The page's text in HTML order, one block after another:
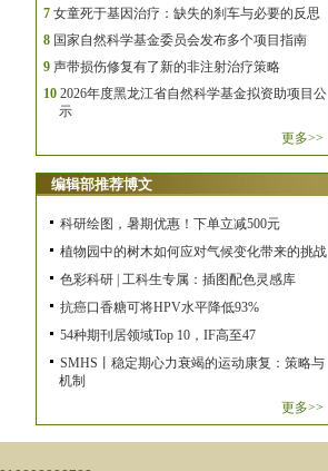
7 女童死于基因治疗：缺失的刹车与必要的反思
8 国家自然科学基金委员会发布多个项目指南
9 声带损伤修复有了新的非注射治疗策略
10 2026年度黑龙江省自然科学基金拟资助项目公
示
更多>>
编辑部推荐博文
科研绘图，暑期优惠！下单立减500元
植物园中的树木如何应对气候变化带来的挑战
色彩科研 | 工科生专属：插图配色灵感库
抗癌口香糖可将HPV水平降低93%
54种期刊居领域Top 10，IF高至47
SMHS丨稳定期心力衰竭的运动康复：策略与
机制
更多>>